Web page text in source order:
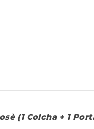
(1 Colcha + 1